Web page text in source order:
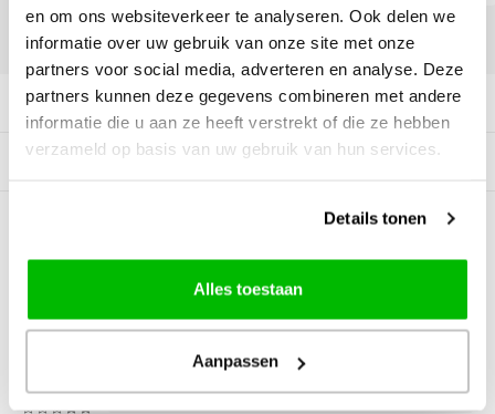
en om ons websiteverkeer te analyseren. Ook delen we
informatie over uw gebruik van onze site met onze
partners voor social media, adverteren en analyse. Deze
partners kunnen deze gegevens combineren met andere
informatie die u aan ze heeft verstrekt of die ze hebben
verzameld op basis van uw gebruik van hun services.
Details tonen
Alles toestaan
Aanpassen
DELEN:
Productomschrijving
Gerelateerde producten
BEOORDELINGEN